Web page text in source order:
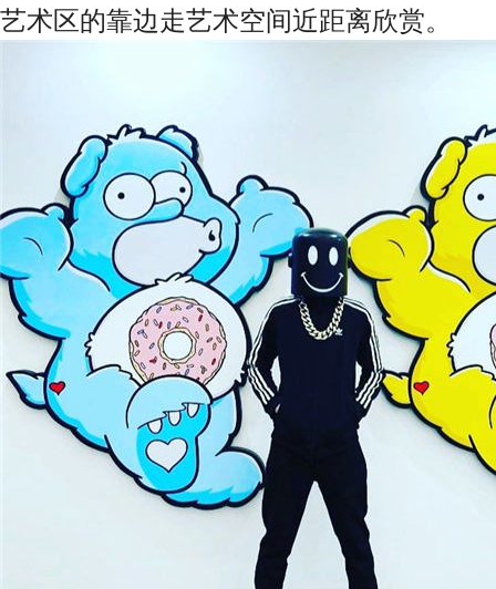
艺术区的靠边走艺术空间近距离欣赏。